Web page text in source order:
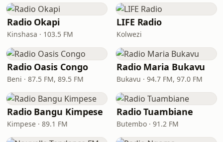
Radio Okapi
Kinshasa · 103.5 FM
LIFE Radio
Kolwezi
Radio Oasis Congo
Beni · 87.5 FM, 89.5 FM
Radio Maria Bukavu
Bukavu · 94.7 FM, 97.0 FM
Radio Bangu Kimpese
Kimpese · 89.1 FM
Radio Tuambiane
Butembo · 91.2 FM